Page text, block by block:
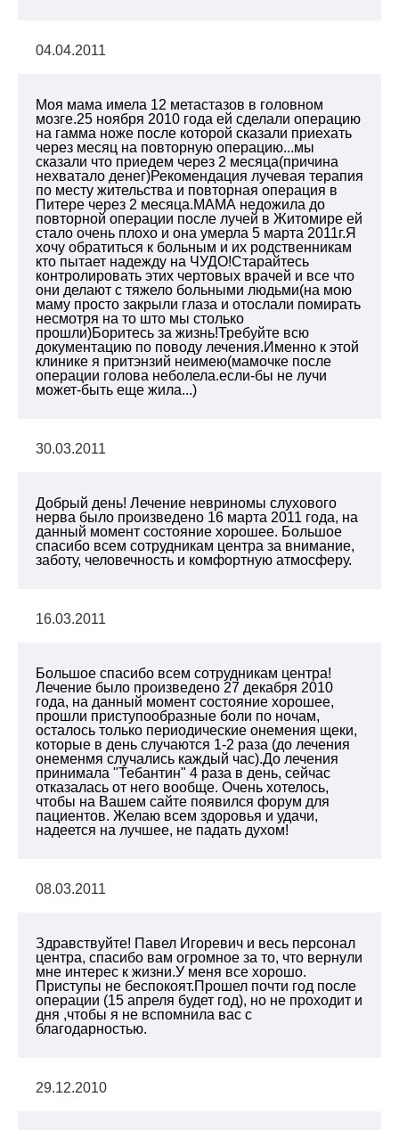
04.04.2011
Моя мама имела 12 метастазов в головном
мозге.25 ноября 2010 года ей сделали операцию
на гамма ноже после которой сказали приехать
через месяц на повторную операцию...мы
сказали что приедем через 2 месяца(причина
нехватало денег)Рекомендация лучевая терапия
по месту жительства и повторная операция в
Питере через 2 месяца.МАМА недожила до
повторной операции после лучей в Житомире ей
стало очень плохо и она умерла 5 марта 2011г.Я
хочу обратиться к больным и их родственникам
кто пытает надежду на ЧУДО!Старайтесь
контролировать этих чертовых врачей и все что
они делают с тяжело больными людьми(на мою
маму просто закрыли глаза и отослали помирать
несмотря на то што мы столько
прошли)Боритесь за жизнь!Требуйте всю
документацию по поводу лечения.Именно к этой
клинике я притэнзий неимею(мамочке после
операции голова неболела.если-бы не лучи
может-быть еще жила...)
30.03.2011
Добрый день! Лечение невриномы слухового
нерва было произведено 16 марта 2011 года, на
данный момент состояние хорошее. Большое
спасибо всем сотрудникам центра за внимание,
заботу, человечность и комфортную атмосферу.
16.03.2011
Большое спасибо всем сотрудникам центра!
Лечение было произведено 27 декабря 2010
года, на данный момент состояние хорошее,
прошли приступообразные боли по ночам,
осталось только периодические онемения щеки,
которые в день случаются 1-2 раза (до лечения
онеменмя случались каждый час).До лечения
принимала "Тебантин" 4 раза в день, сейчас
отказалась от него вообще. Очень хотелось,
чтобы на Вашем сайте появился форум для
пациентов. Желаю всем здоровья и удачи,
надеется на лучшее, не падать духом!
08.03.2011
Здравствуйте! Павел Игоревич и весь персонал
центра, спасибо вам огромное за то, что вернули
мне интерес к жизни.У меня все хорошо.
Приступы не беспокоят.Прошел почти год после
операции (15 апреля будет год), но не проходит и
дня ,чтобы я не вспомнила вас с
благодарностью.
29.12.2010